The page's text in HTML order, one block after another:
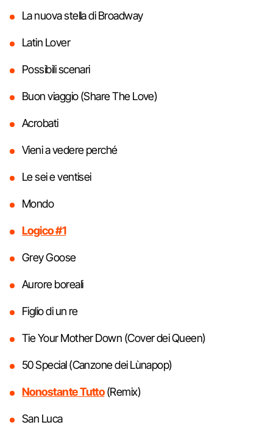
La nuova stella di Broadway
Latin Lover
Possibili scenari
Buon viaggio (Share The Love)
Acrobati
Vieni a vedere perché
Le sei e ventisei
Mondo
Logico #1
Grey Goose
Aurore boreali
Figlio di un re
Tie Your Mother Down (Cover dei Queen)
50 Special (Canzone dei Lùnapop)
Nonostante Tutto(Remix)
San Luca